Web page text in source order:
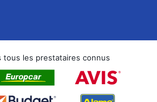
tous les prestataires connus